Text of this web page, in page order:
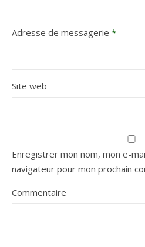
Adresse de messagerie *
Site web
Enregistrer mon nom, mon e-
navigateur pour mon prochain
Commentaire